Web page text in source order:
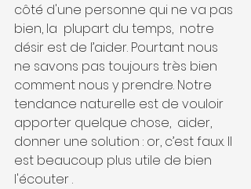
côté d'une personne qui ne va pas
bien, la  plupart du temps,  notre
désir est de l’aider. Pourtant nous
ne savons pas toujours très bien
comment nous y prendre. Notre
tendance naturelle est de vouloir
apporter quelque chose,  aider,
donner une solution : or, c’est faux. Il
est beaucoup plus utile de bien
l'écouter .